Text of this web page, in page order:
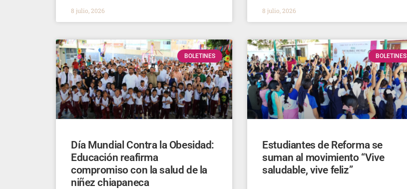
8 julio, 2026 8 julio, 2026
BOLETINES
Día Mundial Contra la Obesidad:
Educación reafirma
compromiso con la salud de la
niñez chiapaneca
BOLETINES
Estudiantes de Reforma se
suman al movimiento “Vive
saludable, vive feliz”